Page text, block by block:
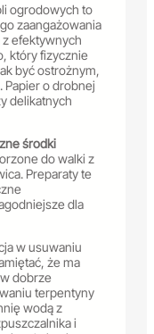
ogrodowych to
zaangażowania
efektywnych
który fizycznie
być ostrożnym,
Papier o drobnej
delikatnych
środki
do walki z
Preparaty te
dla
w usuwaniu
że ma
dobrze
terpentyny
wodą z
i